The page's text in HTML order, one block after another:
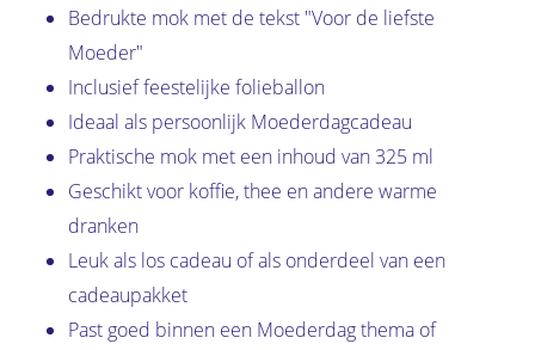
Bedrukte mok met de tekst "Voor de liefste
Moeder"
Inclusief feestelijke folieballon
Ideaal als persoonlijk Moederdagcadeau
Praktische mok met een inhoud van 325 ml
Geschikt voor koffie, thee en andere warme
dranken
Leuk als los cadeau of als onderdeel van een
cadeaupakket
Past goed binnen een Moederdag thema of